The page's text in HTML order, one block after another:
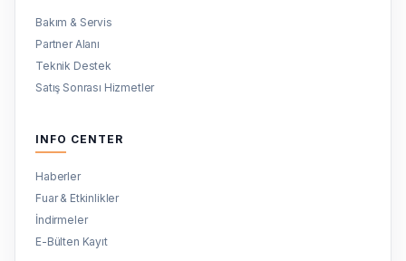
Bakım & Servis
Partner Alanı
Teknik Destek
Satış Sonrası Hizmetler
INFO CENTER
Haberler
Fuar & Etkinlikler
İndirmeler
E-Bülten Kayıt